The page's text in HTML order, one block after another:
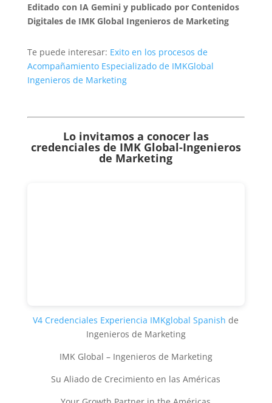
Editado con IA Gemini y publicado por Contenidos
Digitales de IMK Global Ingenieros de Marketing
Te puede interesar: Exito en los procesos de
Acompañamiento Especializado de IMKGlobal
Ingenieros de Marketing
Lo invitamos a conocer las
credenciales de IMK Global-Ingenieros
de Marketing
V4 Credenciales Experiencia IMKglobal Spanish de
Ingenieros de Marketing
IMK Global – Ingenieros de Marketing
Su Aliado de Crecimiento en las Américas